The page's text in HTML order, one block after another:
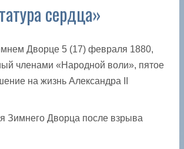
сердца»
Дворце 5 (17) февраля 1880,
членами «Народной воли», пятое
на жизнь Александра II
Зимнего Дворца после взрыва